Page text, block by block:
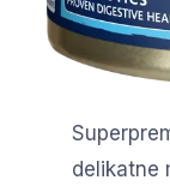
delikatne